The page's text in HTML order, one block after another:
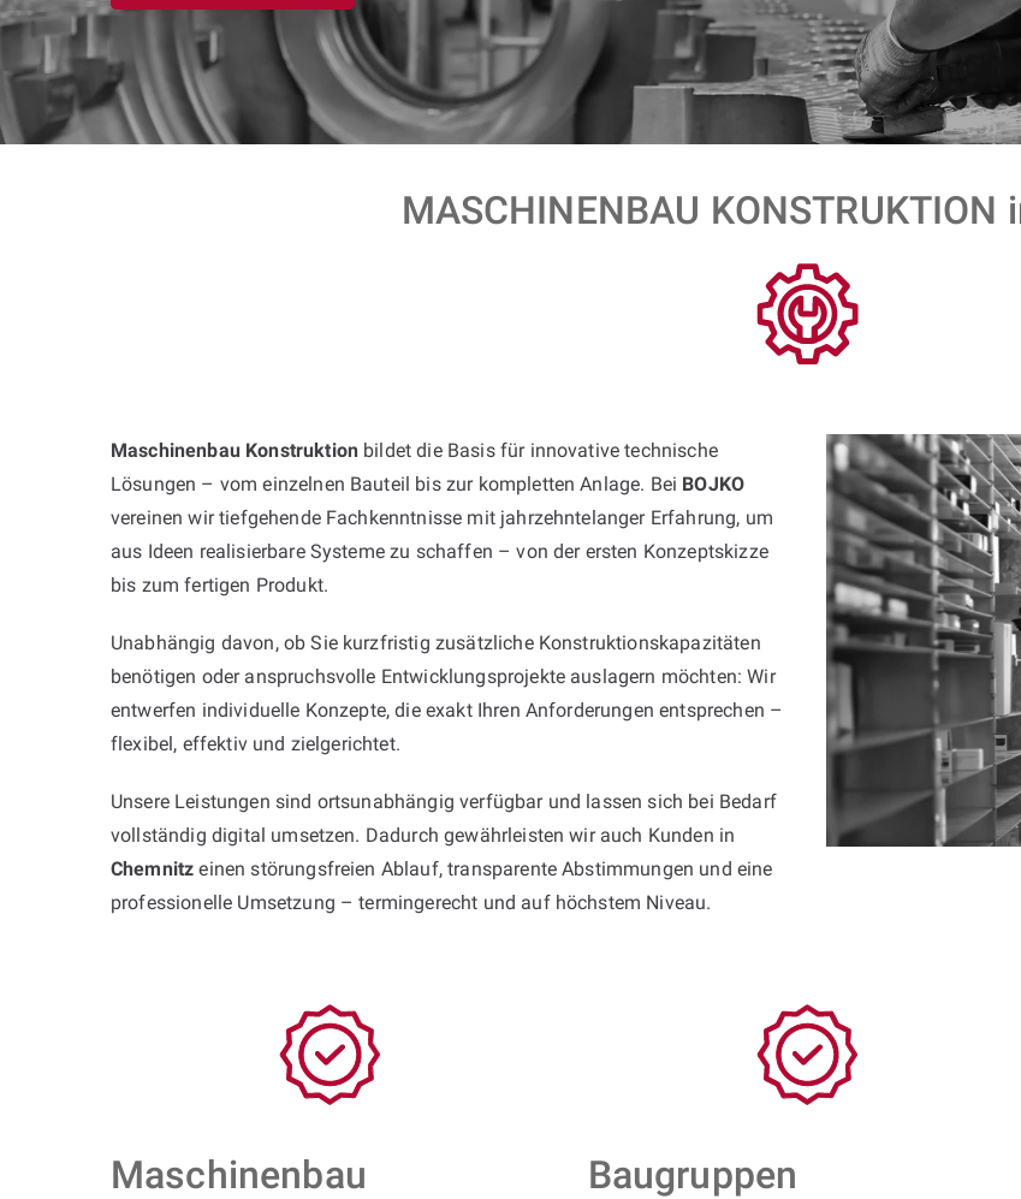
MASCHINENBAU KONSTRUKTION
Maschinenbau Konstruktion bildet die Basis für innovative technische
Lösungen – vom einzelnen Bauteil bis zur kompletten Anlage. Bei BOJKO
vereinen wir tiefgehende Fachkenntnisse mit jahrzehntelanger Erfahrung, um
aus Ideen realisierbare Systeme zu schaffen – von der ersten Konzeptskizze
bis zum fertigen Produkt.
Unabhängig davon, ob Sie kurzfristig zusätzliche Konstruktionskapazitäten
benötigen oder anspruchsvolle Entwicklungsprojekte auslagern möchten: Wir
entwerfen individuelle Konzepte, die exakt Ihren Anforderungen entsprechen –
flexibel, effektiv und zielgerichtet.
Unsere Leistungen sind ortsunabhängig verfügbar und lassen sich bei Bedarf
vollständig digital umsetzen. Dadurch gewährleisten wir auch Kunden in
Chemnitz einen störungsfreien Ablauf, transparente Abstimmungen und eine
professionelle Umsetzung – termingerecht und auf höchstem Niveau.
Maschinenbau
Baugruppen